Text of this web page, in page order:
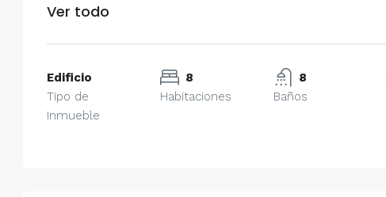
Ver todo
Edificio
Tipo de
Inmueble
8
Habitaciones
8
Baños